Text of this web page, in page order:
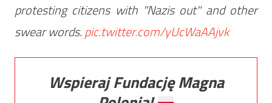
protesting citizens with "Nazis out" and other
swear words.pic.twitter.com/yUcWaAAjvk
Wspieraj Fundację Magna